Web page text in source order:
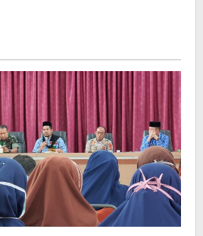
Kata
Bupati
Bener